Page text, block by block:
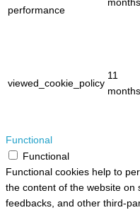
performance
months
viewed_cookie_policy
11
months
Functional
Functional
Functional cookies help to
the content of the website on
feedbacks, and other third-